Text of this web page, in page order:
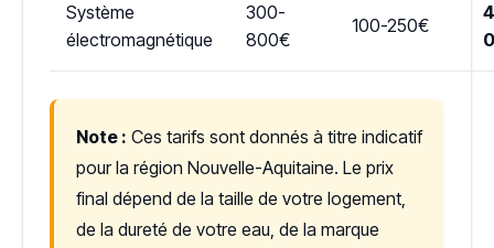
Système
électromagnétique
300-
800€
100-250€
Note : Ces tarifs sont donnés à titre indicatif
pour la région Nouvelle-Aquitaine. Le prix
final dépend de la taille de votre logement,
de la dureté de votre eau, de la marque